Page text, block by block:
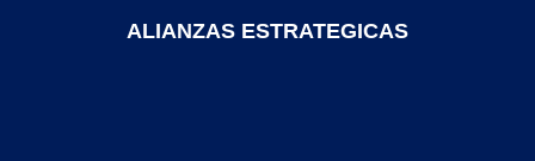
ALIANZAS ESTRATEGICAS